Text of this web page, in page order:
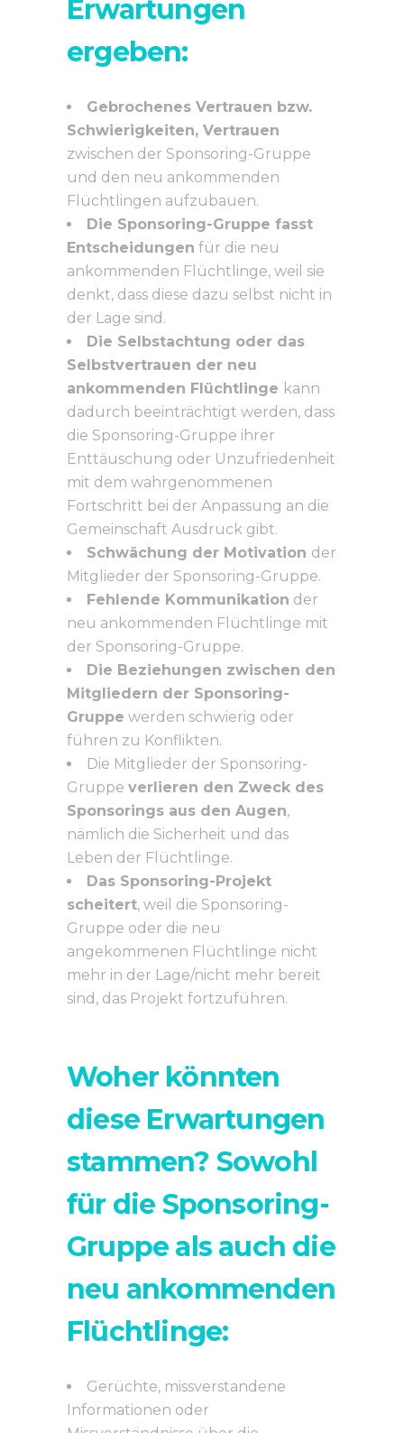
Erwartungen
ergeben:
Gebrochenes Vertrauen bzw.
Schwierigkeiten, Vertrauen
zwischen der Sponsoring-Gruppe
und den neu ankommenden
Flüchtlingen aufzubauen.
Die Sponsoring-Gruppe fasst
Entscheidungen für die neu
ankommenden Flüchtlinge, weil sie
denkt, dass diese dazu selbst nicht in
der Lage sind.
Die Selbstachtung oder das
Selbstvertrauen der neu
ankommenden Flüchtlinge kann
dadurch beeinträchtigt werden, dass
die Sponsoring-Gruppe ihrer
Enttäuschung oder Unzufriedenheit
mit dem wahrgenommenen
Fortschritt bei der Anpassung an die
Gemeinschaft Ausdruck gibt.
Schwächung der Motivation der
Mitglieder der Sponsoring-Gruppe.
Fehlende Kommunikation der
neu ankommenden Flüchtlinge mit
der Sponsoring-Gruppe.
Die Beziehungen zwischen den
Mitgliedern der Sponsoring-
Gruppe werden schwierig oder
führen zu Konflikten.
Die Mitglieder der Sponsoring-
Gruppe verlieren den Zweck des
Sponsorings aus den Augen,
nämlich die Sicherheit und das
Leben der Flüchtlinge.
Das Sponsoring-Projekt
scheitert, weil die Sponsoring-
Gruppe oder die neu
angekommenen Flüchtlinge nicht
mehr in der Lage/nicht mehr bereit
sind, das Projekt fortzuführen.
Woher könnten
diese Erwartungen
stammen? Sowohl
für die Sponsoring-
Gruppe als auch die
neu ankommenden
Flüchtlinge:
Gerüchte, missverstandene
Informationen oder